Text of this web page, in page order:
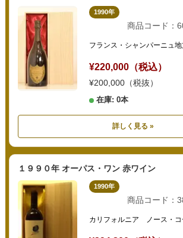
1990年
商品コード：
フランス・シャンパーニュ
¥220,000（税込）
¥200,000（税抜）
在庫: 0本
詳しく見る »
１９９０年 オーパス・ワン 赤ワイン
1990年
商品コード：
カリフォルニア ノース・コ